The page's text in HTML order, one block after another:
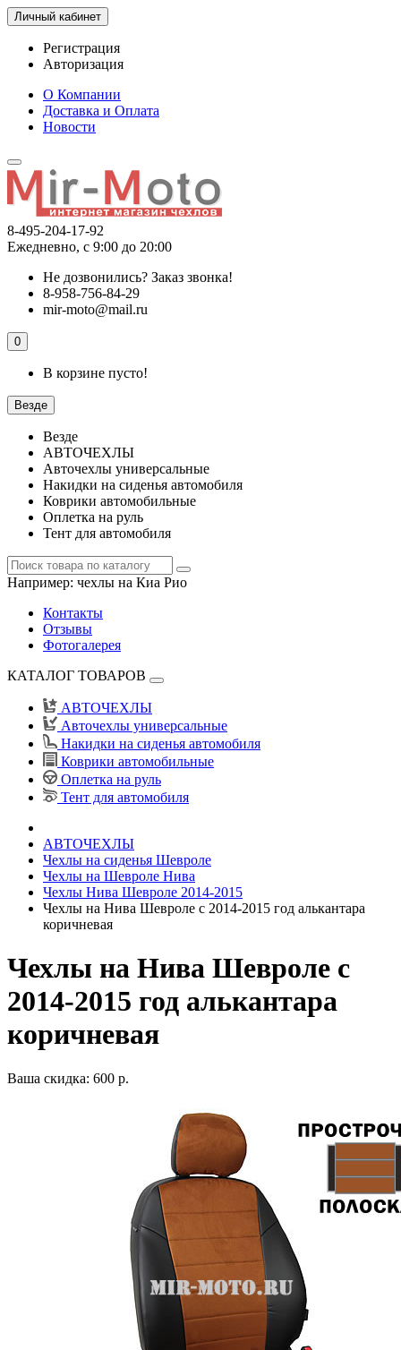
Личный кабинет
Регистрация
Авторизация
О Компании
Доставка и Оплата
Новости
8-495-204-17-92
Ежедневно, с 9:00 до 20:00
Не дозвонились? Заказ звонка!
8-958-756-84-29
mir-moto@mail.ru
0
В корзине пусто!
Везде
Везде
АВТОЧЕХЛЫ
Авточехлы универсальные
Накидки на сиденья автомобиля
Коврики автомобильные
Оплетка на руль
Тент для автомобиля
Например: чехлы на Киа Рио
Контакты
Отзывы
Фотогалерея
КАТАЛОГ ТОВАРОВ
АВТОЧЕХЛЫ
Авточехлы универсальные
Накидки на сиденья автомобиля
Коврики автомобильные
Оплетка на руль
Тент для автомобиля
АВТОЧЕХЛЫ
Чехлы на сиденья Шевроле
Чехлы на Шевроле Нива
Чехлы Нива Шевроле 2014-2015
Чехлы на Нива Шевроле с 2014-2015 год алькантара
коричневая
Чехлы на Нива Шевроле с
2014-2015 год алькантара
коричневая
Ваша скидка: 600 р.